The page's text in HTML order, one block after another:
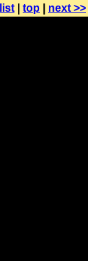
list top next >>